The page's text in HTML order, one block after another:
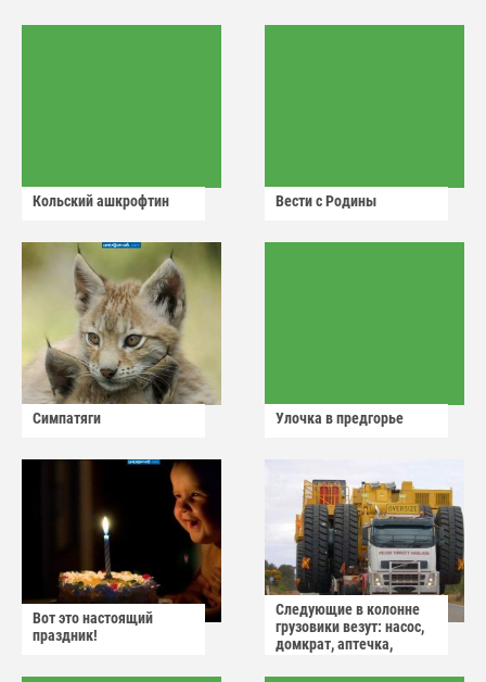
Кольский ашкрофтин Вести с Родины
Симпатяги Улочка в предгорье
Вот это настоящий
праздник!
Следующие в колонне
грузовики везут: насос,
домкрат, аптечка,